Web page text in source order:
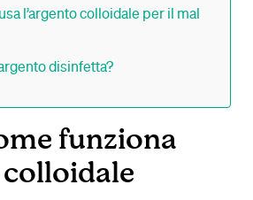
l’argento colloidale per il mal
disinfetta?
funziona
colloidale